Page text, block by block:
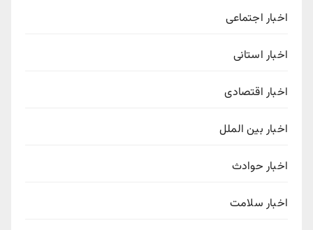
اخبار اجتماعی
اخبار استانی
اخبار اقتصادی
اخبار بین الملل
اخبار حوادث
اخبار سلامت